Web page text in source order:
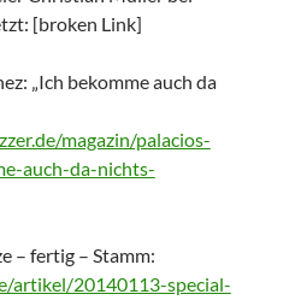
[broken Link]
„Ich bekomme auch da
magazin/palacios-
auch-da-nichts-
– fertig – Stamm:
artikel/20140113-special-